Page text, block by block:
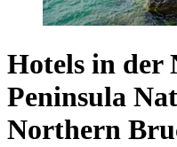
Hotels in der
Peninsula
Northern